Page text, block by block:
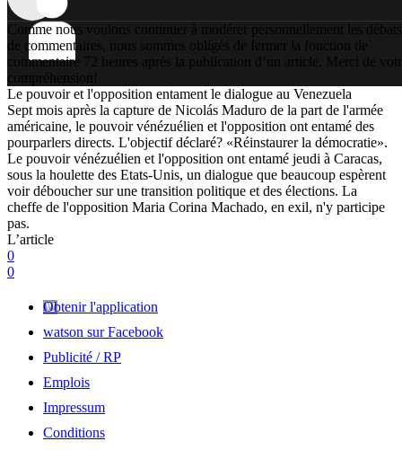
Comme nous voulons continuer à modérer personnellement les débats
de commentaires, nous sommes obligés de fermer la fonction de
commentaire 72 heures après la publication d’un article. Merci de
compréhension!
Le pouvoir et l'opposition entament le dialogue au Venezuela
Sept mois après la capture de Nicolás Maduro de la part de l'armée
américaine, le pouvoir vénézuélien et l'opposition ont entamé des
pourparlers directs. L'objectif déclaré? «Réinstaurer la démocratie».
Le pouvoir vénézuélien et l'opposition ont entamé jeudi à Caracas,
sous la houlette des Etats-Unis, un dialogue que beaucoup espèrent
voir déboucher sur une transition politique et des élections. La
cheffe de l'opposition Maria Corina Machado, en exil, n'y participe
pas.
L’article
0
0
Obtenir l'application
watson sur Facebook
Publicité / RP
Emplois
Impressum
Conditions